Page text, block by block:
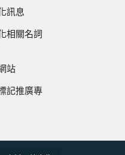
訊息
相關名詞
站
記推廣專